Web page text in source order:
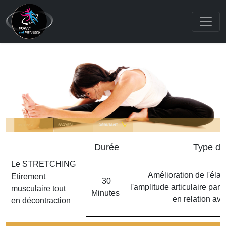
Le STRETCHING
Etirement
musculaire tout
en décontraction
Durée Type
30
Minutes
Amélioration de
l'amplitude articulaire par
en relation